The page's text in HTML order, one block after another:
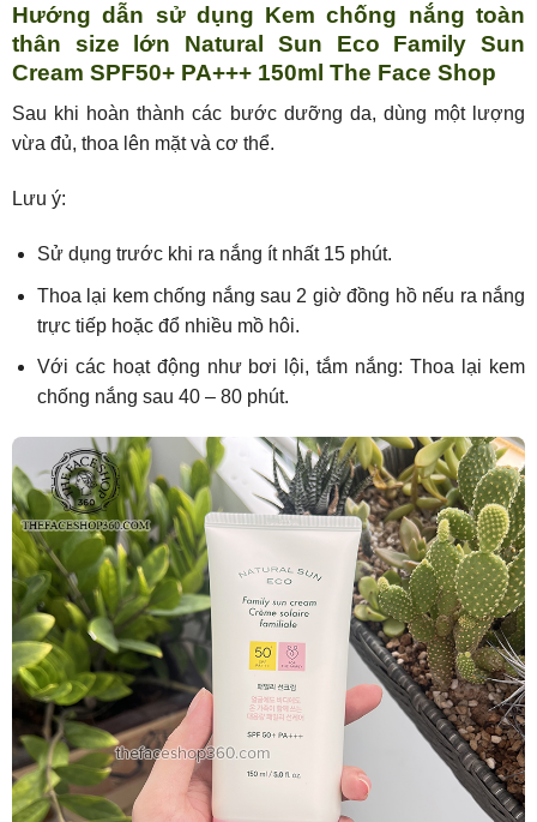
Hướng dẫn sử dụng Kem chống nắng toàn
thân size lớn Natural Sun Eco Family Sun
Cream SPF50+ PA+++ 150ml The Face Shop
Sau khi hoàn thành các bước dưỡng da, dùng một lượng
vừa đủ, thoa lên mặt và cơ thể.
Lưu ý:
Sử dụng trước khi ra nắng ít nhất 15 phút.
Thoa lại kem chống nắng sau 2 giờ đồng hồ nếu ra nắng
trực tiếp hoặc đổ nhiều mồ hôi.
Với các hoạt động như bơi lội, tắm nắng: Thoa lại kem
chống nắng sau 40 – 80 phút.